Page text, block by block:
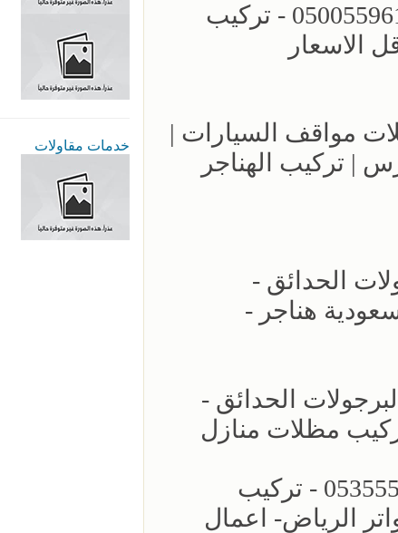
مظلات وسواتر اختيار الرياض - مظلات مواقف السيارات - 0500559613 - تركيب
الاسعار
الاول للمظلات والسواتر | 0535553929 | مظلات مواقف السيارات |
| تركيب الهناجر
الحدائق -
السعودية هناجر -
الرياض - 0553770074 - انواع البرجولات الحدائق -
مظلات منازل
افضل انواع المظلات والسواتر الرياض - الاختيار الاول - 0535553929 - تركيب
الرياض- اعمال
خدمات مقاولات